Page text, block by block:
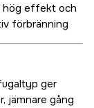
hög effekt och
förbränning
ger
jämnare gång